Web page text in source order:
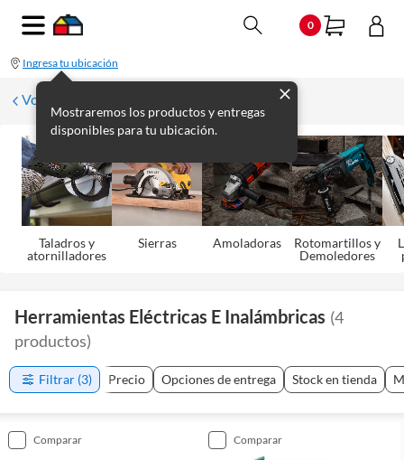
0
Ingresa tu ubicación
Mostraremos los productos y entregas
disponibles para tu ubicación.
Volver
Taladros y
atornilladores
Sierras Amoladoras
Rotomartillos y
Demoledores
Herramientas Eléctricas E Inalámbricas (4
productos)
Filtrar (3) Precio Opciones de entrega Stock en tienda
comparar comparar